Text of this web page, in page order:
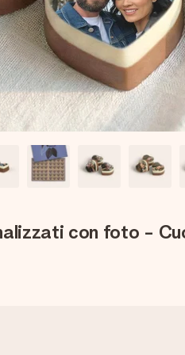
con foto -